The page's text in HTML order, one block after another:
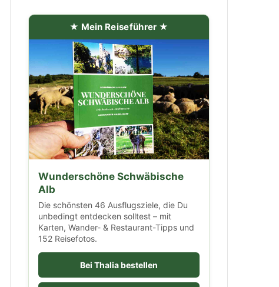
★ Mein Reiseführer ★
Wunderschöne Schwäbische
Alb
Die schönsten 46 Ausflugsziele, die Du
unbedingt entdecken solltest – mit
Karten, Wander- & Restaurant-Tipps und
152 Reisefotos.
Bei Thalia bestellen